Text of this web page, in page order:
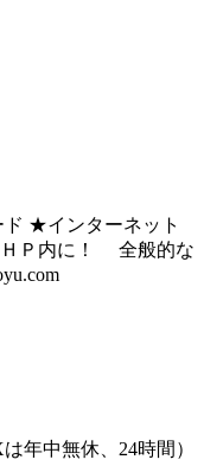
ド ★インターネット
ＨＰ内に！ 全般的な
年中無休、24時間）